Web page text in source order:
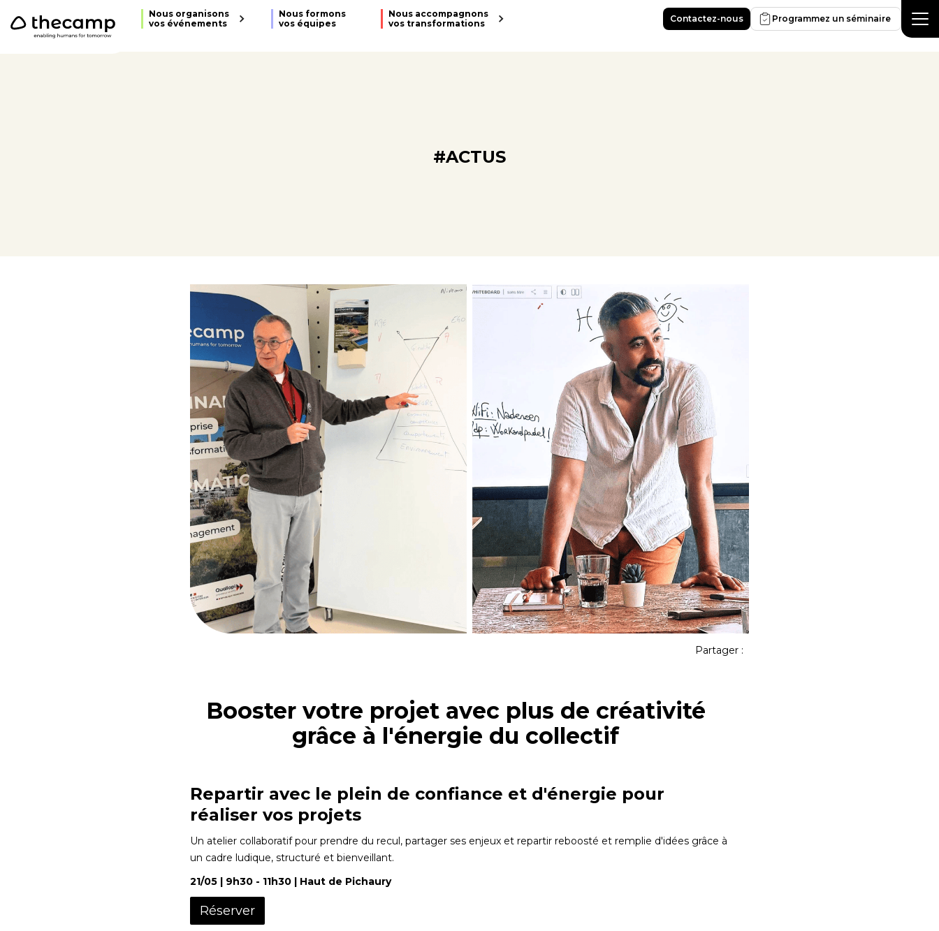
Nous organisons
vos événements
Nous formons
vos équipes
Nous accompagnons
vos transformations
Contactez-nous Programmez un séminaire
#ACTUS
Partager :
Booster votre projet avec plus de créativité
grâce à l'énergie du collectif
Repartir avec le plein de confiance et d'énergie pour
réaliser vos projets
Un atelier collaboratif pour prendre du recul, partager ses enjeux et repartir reboosté et remplie d'idées grâce à
un cadre ludique, structuré et bienveillant.
21/05 | 9h30 - 11h30 | Haut de Pichaury
Réserver